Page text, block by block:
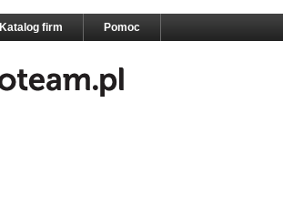
Katalog firm Pomoc